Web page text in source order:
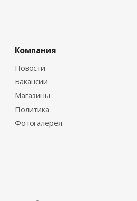
Компания
Новости
Вакансии
Магазины
Политика
Фотогалерея